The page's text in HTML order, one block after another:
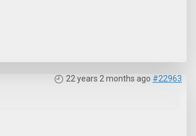
22 years 2 months ago #22963